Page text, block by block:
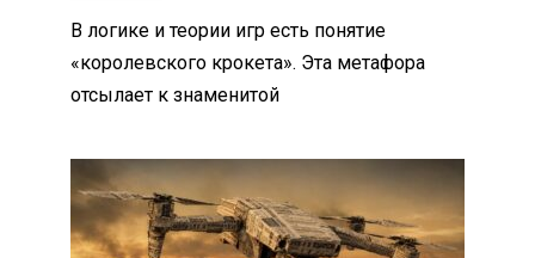
В логике и теории игр есть понятие
«королевского крокета». Эта метафора
отсылает к знаменитой